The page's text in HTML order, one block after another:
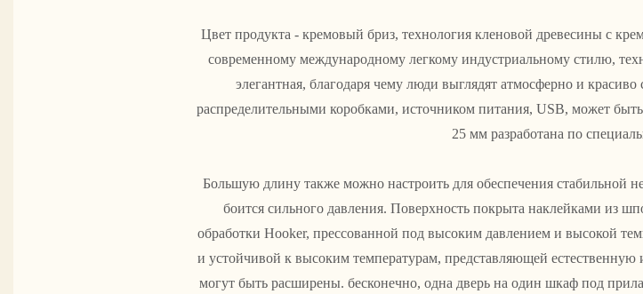
Цвет продукта - кремовый бриз, технология кленовой древесины с
современному международному легкому индустриальному стилю,
элегантная, благодаря чему люди выглядят атмосферно и
распределительными коробками, источником питания, USB, может
25 мм разработана по
Большую длину также можно настроить для обеспечения стабильной
боится сильного давления. Поверхность покрыта наклейками из
обработки Hooker, прессованной под высоким давлением и высокой
и устойчивой к высоким температурам, представляющей естественную
могут быть расширены. бесконечно, одна дверь на один шкаф под